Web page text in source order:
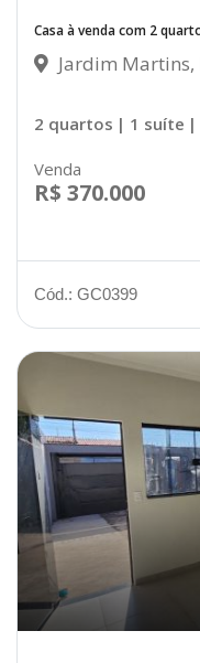
Casa à venda com 2
Jardim Martins,
2 quartos | 1 suíte |
Venda
R$ 370.000
Cód.: GC0399